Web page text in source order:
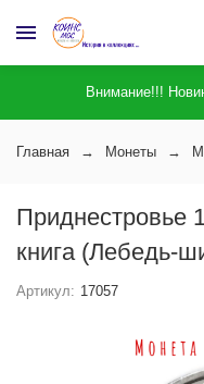
Внимание!!!
Главная Монеты
Приднестровье
книга (Лебедь-
Артикул: 17057